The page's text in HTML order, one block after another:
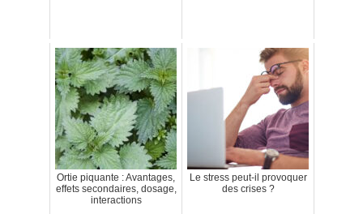
Ortie piquante : Avantages,
effets secondaires, dosage,
interactions
Le stress peut-il provoquer
des crises ?